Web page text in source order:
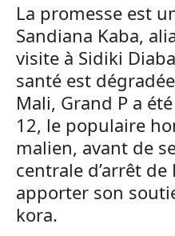
La promesse est
Sandiana Kaba,
visite à Sidiki
santé est
Mali, Grand P a
12, le populaire
malien, avant de
centrale d’arrêt
apporter son
kora.